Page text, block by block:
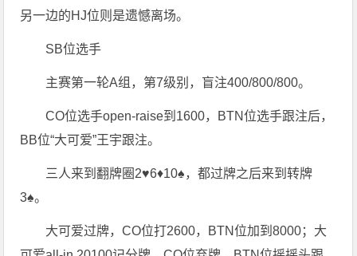
另一边的HJ位则是遗憾离场。
SB位选手
主赛第一轮A组，第7级别，盲注400/800/800。
CO位选手open-raise到1600，BTN位选手跟注后，
BB位“大可爱”王宇跟注。
三人来到翻牌圈2♥️6♦️10♠️，都过牌之后来到转牌
3♠️。
大可爱过牌，CO位打2600，BTN位加到8000；大